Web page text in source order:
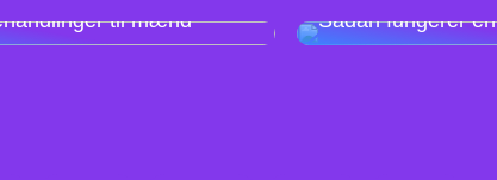
til mænd Sådan fungerer